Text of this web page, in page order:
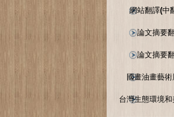
網站翻譯(中
論文摘要
論文摘要
國畫油畫藝
台灣生態環境